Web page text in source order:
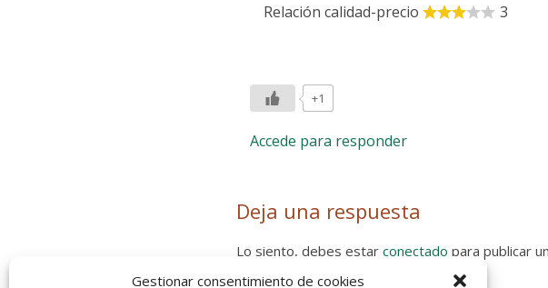
Gestionar consentimiento de cookies
Relación calidad-precio 3
+1
Accede para responder
Deja una respuesta
Lo siento, debes estar conectado para publicar